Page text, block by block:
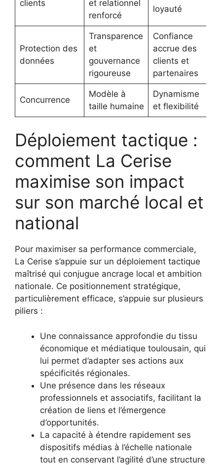
clients
et relationnel
renforcé
loyauté
Protection des
données
Transparence
et
gouvernance
rigoureuse
Confiance
accrue des
clients et
partenaires
Concurrence
Modèle à
taille humaine
Dynamisme
et flexibilité
Déploiement tactique :
comment La Cerise
maximise son impact
sur son marché local et
national
Pour maximiser sa performance commerciale,
La Cerise s’appuie sur un déploiement tactique
maîtrisé qui conjugue ancrage local et ambition
nationale. Ce positionnement stratégique,
particulièrement efficace, s’appuie sur plusieurs
piliers :
Une connaissance approfondie du tissu
économique et médiatique toulousain, qui
lui permet d’adapter ses actions aux
spécificités régionales.
Une présence dans les réseaux
professionnels et associatifs, facilitant la
création de liens et l’émergence
d’opportunités.
La capacité à étendre rapidement ses
dispositifs médias à l’échelle nationale
tout en conservant l’agilité d’une structure